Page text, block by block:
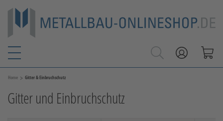
Home > Gitter & Einbruchschutz
Gitter und Einbruchschutz